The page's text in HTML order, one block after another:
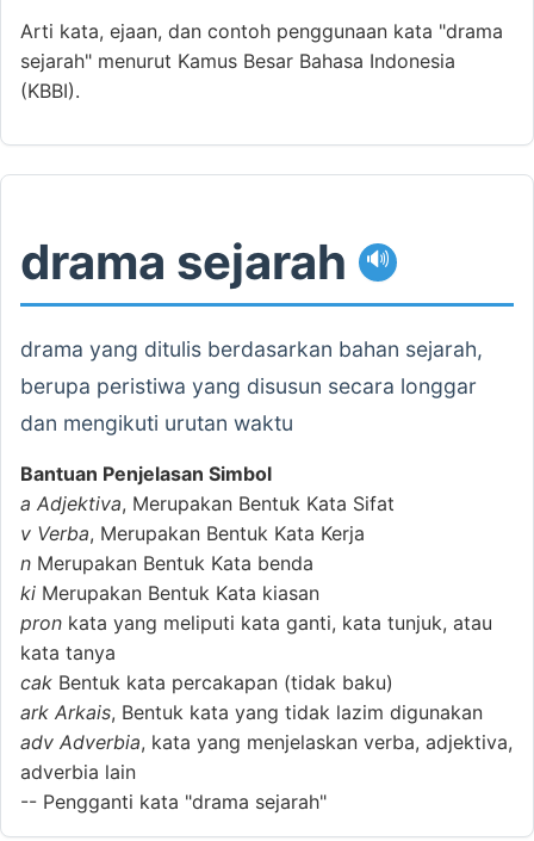
Arti kata, ejaan, dan contoh penggunaan kata "drama
sejarah" menurut Kamus Besar Bahasa Indonesia
(KBBI).
drama sejarah 🔊
drama yang ditulis berdasarkan bahan sejarah,
berupa peristiwa yang disusun secara longgar
dan mengikuti urutan waktu
Bantuan Penjelasan Simbol
a Adjektiva, Merupakan Bentuk Kata Sifat
v Verba, Merupakan Bentuk Kata Kerja
n Merupakan Bentuk Kata benda
ki Merupakan Bentuk Kata kiasan
pron kata yang meliputi kata ganti, kata tunjuk, atau
kata tanya
cak Bentuk kata percakapan (tidak baku)
ark Arkais, Bentuk kata yang tidak lazim digunakan
adv Adverbia, kata yang menjelaskan verba, adjektiva,
adverbia lain
-- Pengganti kata "drama sejarah"